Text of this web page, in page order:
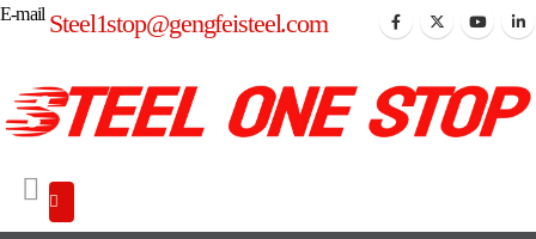
E-mail Steel1stop@gengfeisteel.com